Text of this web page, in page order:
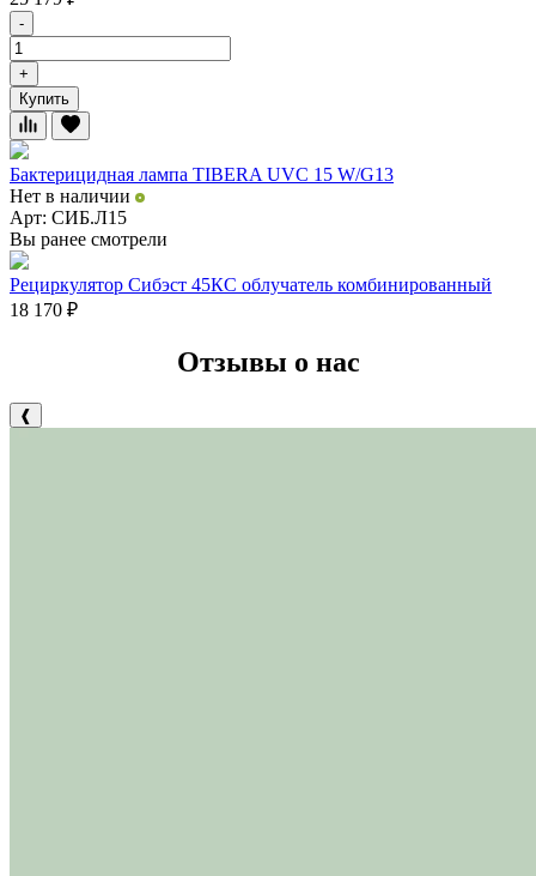
-
+
Купить
Бактерицидная лампа TIBERA UVC 15 W/G13
Нет в наличии
Арт: СИБ.Л15
Вы ранее смотрели
Рециркулятор Сибэст 45КС облучатель комбинированный
18 170 ₽
Отзывы о нас
❰